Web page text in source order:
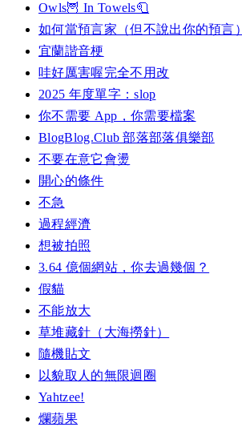
Owls🦉 In Towels🧻
如何當預言家（但不說出你的預言）
宜蘭諧音梗
哇好厲害喔完全不用改
2025 年度單字：slop
你不需要 App，你需要檔案
BlogBlog.Club 部落部落俱樂部
不要在意它會燙
開心的條件
不急
過程經濟
想被拍照
3.64 億個網站，你去過幾個？
假貓
不能放大
草堆藏針（大海撈針）
隨機貼文
以貌取人的無限迴圈
Yahtzee!
爛蘋果